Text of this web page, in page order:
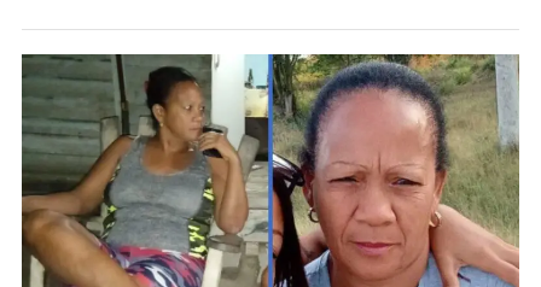
Asesina
A
Su
Expareja
En